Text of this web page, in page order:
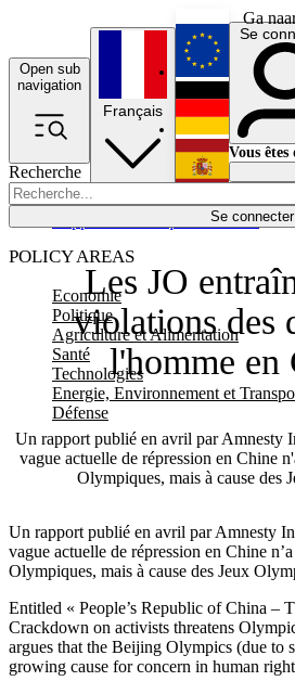
Ga
Open sub
navigation
Recherche
Se connecter
POLICY AREAS
Economie
Politique
Agriculture et Alimentation
Santé
Technologies
Energie, Environnement et
Défense
Économie
Français
English
Deutsch
Español
Se
Vous êtes
Les JO
violations des
l'homme en
Un rapport publié en avril par Amnesty
vague actuelle de répression en Chine
Olympiques, mais à cause des
Un rapport publié en avril par Amnesty
vague actuelle de répression en Chine
Olympiques, mais à cause des Jeux
Entitled « People’s Republic of China –
Crackdown on activists threatens
argues that the Beijing Olympics (due to
growing cause for concern in human